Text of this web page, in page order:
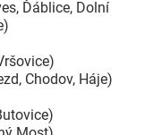
Ďáblice, Dolní
Chodov, Háje)